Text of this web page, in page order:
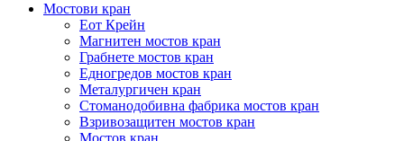
Мостови кран
Еот Крейн
Магнитен мостов кран
Грабнете мостов кран
Едногредов мостов кран
Металургичен кран
Стоманодобивна фабрика мостов кран
Взривозащитен мостов кран
Мостов кран